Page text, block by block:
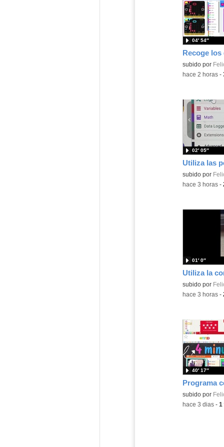
Contenido
subido por
04′ 54″
-hace 2 horas-
Contenido
subido por
02′ 05″
-hace 3 horas-
Contenido
subido por
01′ 0″
-hace 3 horas-
Contenido
subido por
40′ 17″
-hace 3 dias- 1